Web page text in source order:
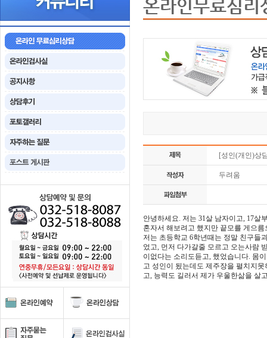
온라인무료심리
[성인(개인)상
두려움
안녕하세요. 저는 31살 남자이고, 17살
혼자서 해보려고 했지만 끝모를 게으
저는 초등학교 6학년때는 정말 친구들
었고, 먼저 다가갈줄 모르고 오는사람
이없다는 소리도듣고, 했었습니다. 몸
고 성인이 됬는데도 제주장을 펼치지
고, 능력도 길러서 제가 우울한삶을 살